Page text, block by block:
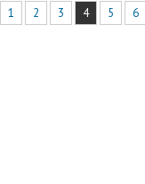
1 2 3 4 5 6